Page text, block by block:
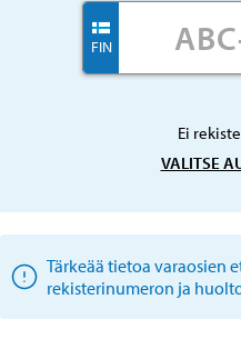
FIN
Ei
VALITSE
Tärkeää tietoa varaosien
rekisterinumeron ja